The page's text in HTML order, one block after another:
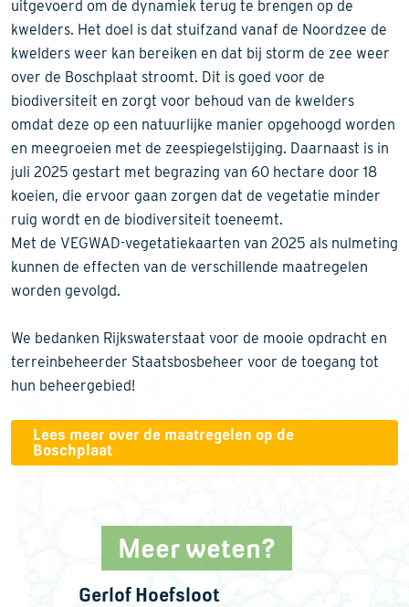
uitgevoerd om de dynamiek terug te brengen op de
kwelders. Het doel is dat stuifzand vanaf de Noordzee de
kwelders weer kan bereiken en dat bij storm de zee weer
over de Boschplaat stroomt. Dit is goed voor de
biodiversiteit en zorgt voor behoud van de kwelders
omdat deze op een natuurlijke manier opgehoogd worden
en meegroeien met de zeespiegelstijging. Daarnaast is in
juli 2025 gestart met begrazing van 60 hectare door 18
koeien, die ervoor gaan zorgen dat de vegetatie minder
ruig wordt en de biodiversiteit toeneemt.
Met de VEGWAD-vegetatiekaarten van 2025 als nulmeting
kunnen de effecten van de verschillende maatregelen
worden gevolgd.
We bedanken Rijkswaterstaat voor de mooie opdracht en
terreinbeheerder Staatsbosbeheer voor de toegang tot
hun beheergebied!
Lees meer over de maatregelen op de
Boschplaat
Meer weten?
Gerlof Hoefsloot